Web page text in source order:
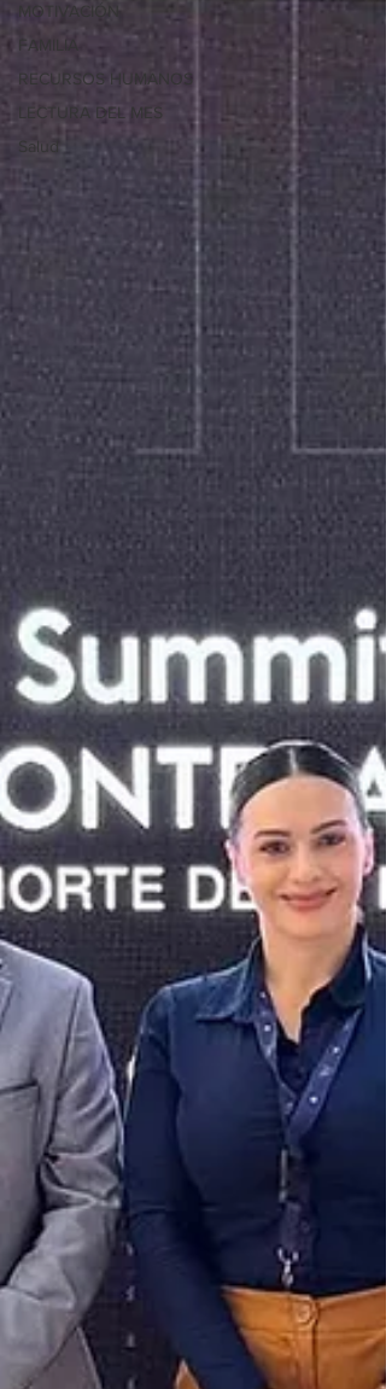
MOTIVACIÓN
FAMILIA
RECURSOS HUMANOS
LECTURA DEL MES
Salud